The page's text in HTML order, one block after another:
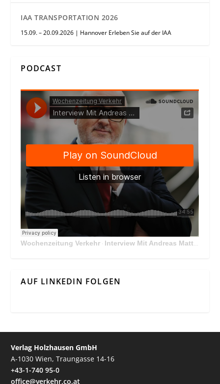
IAA TRANSPORTATION 2026
15.09. – 20.09.2026 | Hannover Erleben Sie auf der IAA
PODCAST
Wochenzeitung Verkehr · Interview Mit Andreas Matthä, CEO der ÖBB Holding
AUF LINKEDIN FOLGEN
Verlag Holzhausen GmbH
A-1030 Wien, Traungasse 14-16
+43-1-740 95-0
office@verkehr.co.at